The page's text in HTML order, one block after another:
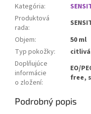
Kategória:
Produktová
rada:
Objem:
50 ml
Typ pokožky:
citlivá
Doplňujúce
informácie
o zložení:
EO/
free,
Podrobný popis